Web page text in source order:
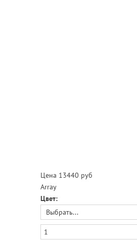
Цена 13440 руб
Array
Цвет: